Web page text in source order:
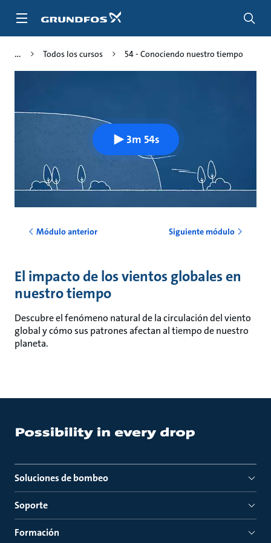
Todos los cursos 54 - Conociendo nuestro tiempo
3m 54s
Módulo anterior Siguiente módulo
El impacto de los vientos globales en
nuestro tiempo
Descubre el fenómeno natural de la circulación del viento
global y cómo sus patrones afectan al tiempo de nuestro
planeta.
Soluciones de bombeo
Soporte
Formación